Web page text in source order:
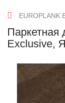
EUROPLANK
Паркетная
Exclusive,